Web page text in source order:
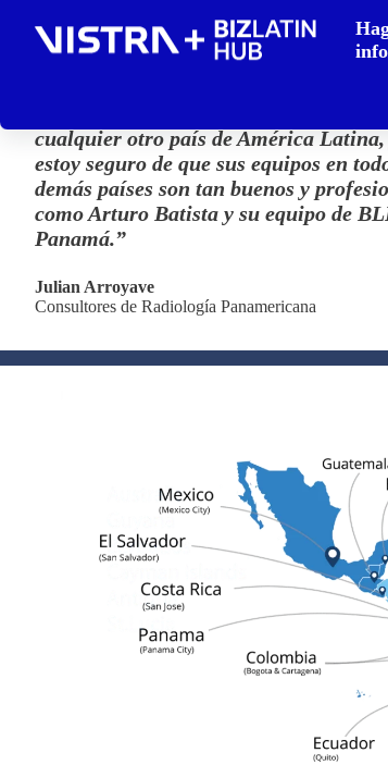
“No puedo estar más satisfecho con
Panamá manejó el proceso de
negocio en el país y definitivamente
cualquier otro país de América Latina,
estoy seguro de que sus equipos en
demás países son tan buenos y
como Arturo Batista y su equipo de
Panamá.”
Julian Arroyave
Consultores de Radiología Panamericana